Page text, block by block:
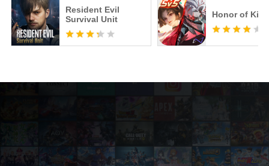
Resident Evil
Survival Unit
Honor of